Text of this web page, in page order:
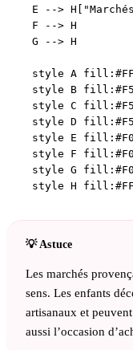
E -->
    F --> H
    G --> H
style A
style B
style C
style D
style E
style F
style G
Les marchés
sens. Les enfants
artisanaux et
aussi l’occasion